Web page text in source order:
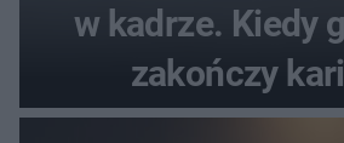
w kadrze. Kiedy
zakończy